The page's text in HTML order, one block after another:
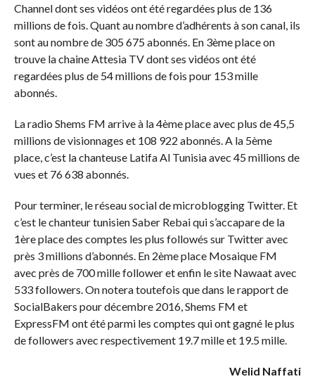
Channel dont ses vidéos ont été regardées plus de 136
millions de fois. Quant au nombre d’adhérents à son canal, ils
sont au nombre de 305 675 abonnés. En 3ème place on
trouve la chaine Attesia TV dont ses vidéos ont été
regardées plus de 54 millions de fois pour 153 mille
abonnés.
La radio Shems FM arrive à la 4ème place avec plus de 45,5
millions de visionnages et 108 922 abonnés. A la 5ème
place, c’est la chanteuse Latifa Al Tunisia avec 45 millions de
vues et 76 638 abonnés.
Pour terminer, le réseau social de microblogging Twitter. Et
c’est le chanteur tunisien Saber Rebai qui s’accapare de la
1ère place des comptes les plus followés sur Twitter avec
près 3 millions d’abonnés. En 2ème place Mosaique FM
avec près de 700 mille follower et enfin le site Nawaat avec
533 followers. On notera toutefois que dans le rapport de
SocialBakers pour décembre 2016, Shems FM et
ExpressFM ont été parmi les comptes qui ont gagné le plus
de followers avec respectivement 19.7 mille et 19.5 mille.
Welid Naffati